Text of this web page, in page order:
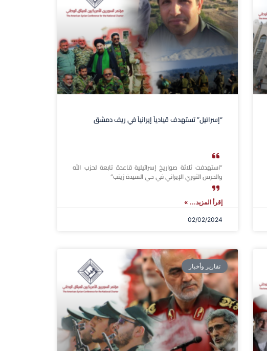
“إسرائيل” تستهدف قيادياً إيرانياً في ريف دمشق
“استهدفت ثلاثة صواريخ إسرائيلية قاعدة تابعة لحزب الله
والحرس الثوري الإيراني في حي السيدة زينب”
إقرأ المزيد... »
02/02/2024
تقارير وأخبار